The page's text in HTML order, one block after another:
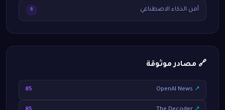
أمن الذكاء الاصطناعي 6
🔗 مصادر موثوقة
↗
85